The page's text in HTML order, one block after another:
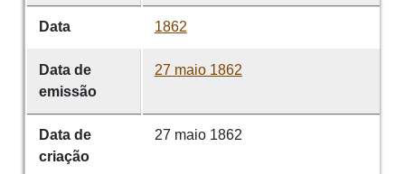
Data 1862
Data de
emissão
27 maio 1862
Data de
criação
27 maio 1862